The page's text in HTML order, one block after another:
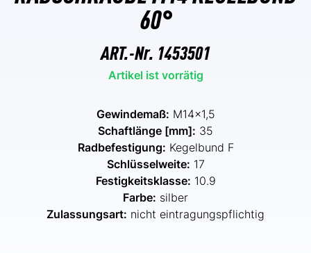
60°
ART.-Nr. 1453501
Artikel ist vorrätig
Gewindemaß: M14x1,5
Schaftlänge [mm]: 35
Radbefestigung: Kegelbund F
Schlüsselweite: 17
Festigkeitsklasse: 10.9
Farbe: silber
Zulassungsart: nicht eintragungspflichtig